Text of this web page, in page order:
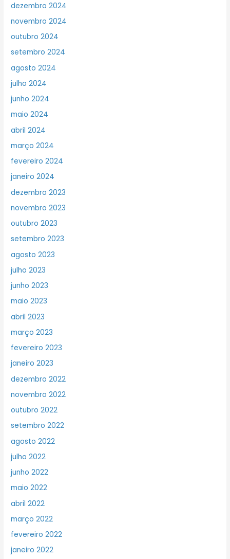
dezembro 2024
novembro 2024
outubro 2024
setembro 2024
agosto 2024
julho 2024
junho 2024
maio 2024
abril 2024
março 2024
fevereiro 2024
janeiro 2024
dezembro 2023
novembro 2023
outubro 2023
setembro 2023
agosto 2023
julho 2023
junho 2023
maio 2023
abril 2023
março 2023
fevereiro 2023
janeiro 2023
dezembro 2022
novembro 2022
outubro 2022
setembro 2022
agosto 2022
julho 2022
junho 2022
maio 2022
abril 2022
março 2022
fevereiro 2022
janeiro 2022